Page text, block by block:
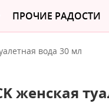
ПРОЧИЕ РАДОСТИ
вода 30 мл
женская